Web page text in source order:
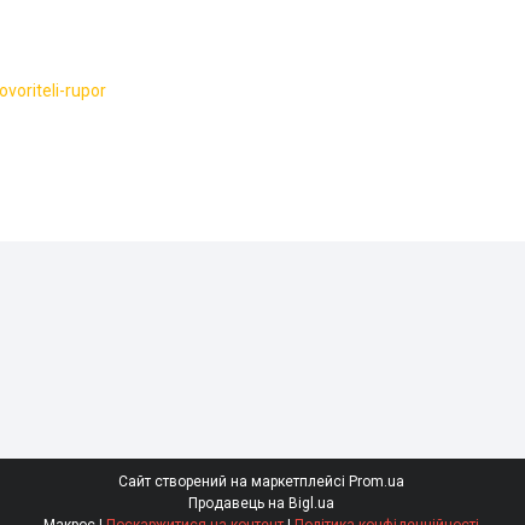
rupor
Сайт створений на маркетплейсі Prom.ua
Продавець на Bigl.ua